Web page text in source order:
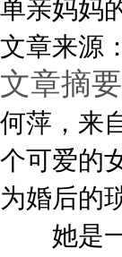
单亲妈妈
文章来源：
文章摘要
何萍，来
个可爱的
为婚后的
她是一